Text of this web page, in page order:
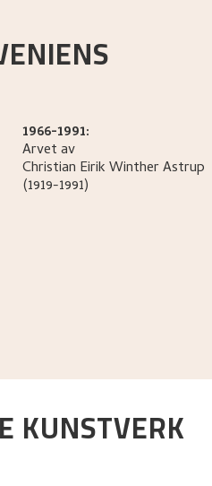
1966-1991:
Arvet av
Christian Eirik WintherAstrup
(1919-1991)
KUNSTVERK